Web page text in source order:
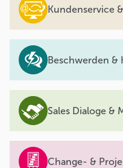
Kundenservice
Beschwerden &
Sales Dialoge &
Change- &